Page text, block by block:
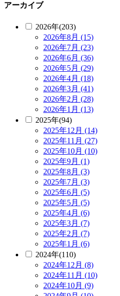
アーカイブ
2026年(203)
2026年8月 (15)
2026年7月 (23)
2026年6月 (36)
2026年5月 (29)
2026年4月 (18)
2026年3月 (41)
2026年2月 (28)
2026年1月 (13)
2025年(94)
2025年12月 (14)
2025年11月 (27)
2025年10月 (10)
2025年9月 (1)
2025年8月 (3)
2025年7月 (3)
2025年6月 (5)
2025年5月 (5)
2025年4月 (6)
2025年3月 (7)
2025年2月 (7)
2025年1月 (6)
2024年(110)
2024年12月 (8)
2024年11月 (10)
2024年10月 (9)